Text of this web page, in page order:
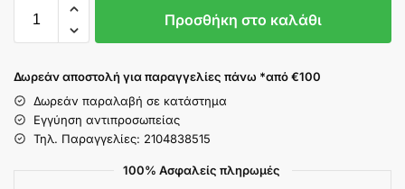
Προσθήκη στο καλάθι
Δωρεάν αποστολή για παραγγελίες πάνω *από €100
Δωρεάν παραλαβή σε κατάστημα
Εγγύηση αντιπροσωπείας
Τηλ. Παραγγελίες: 2104838515
100% Ασφαλείς πληρωμές